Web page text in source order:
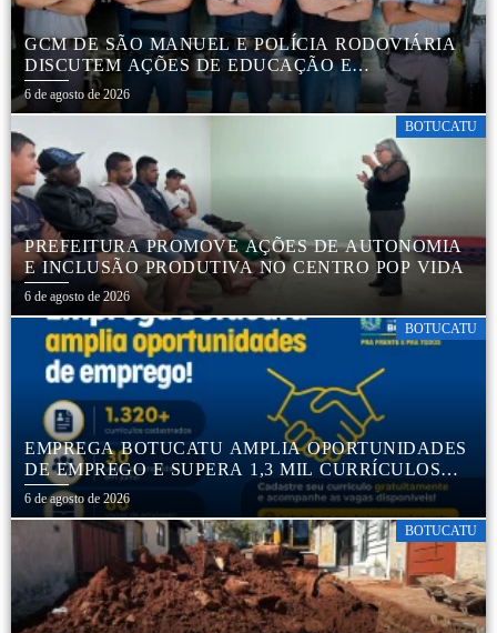
GCM DE SÃO MANUEL E POLÍCIA RODOVIÁRIA
DISCUTEM AÇÕES DE EDUCAÇÃO E
SEGURANÇA NO TRÂNSITO
6 de agosto de 2026
BOTUCATU
PREFEITURA PROMOVE AÇÕES DE AUTONOMIA
E INCLUSÃO PRODUTIVA NO CENTRO POP VIDA
6 de agosto de 2026
BOTUCATU
EMPREGA BOTUCATU AMPLIA OPORTUNIDADES
DE EMPREGO E SUPERA 1,3 MIL CURRÍCULOS
CADASTRADOS
6 de agosto de 2026
BOTUCATU